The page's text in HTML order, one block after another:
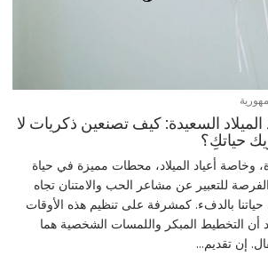
السعيدة: كيف تصنعين ذكريات لا
حياتكِ؟
وخاصة أعياد الميلاد، محطات مميزة في حياة
للتعبير عن مشاعر الحب والامتنان تجاه
بالدفء. كمشرفة على تنظيم هذه الأوقات
أن التخطيط المبكر واللمسات الشخصية هما
إن تقديم...